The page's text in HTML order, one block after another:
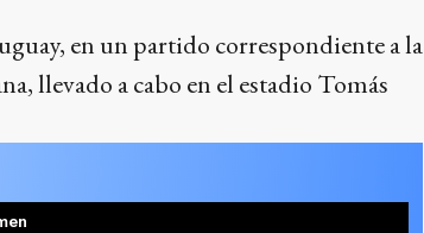
en un partido correspondiente a la
llevado a cabo en el estadio Tomás